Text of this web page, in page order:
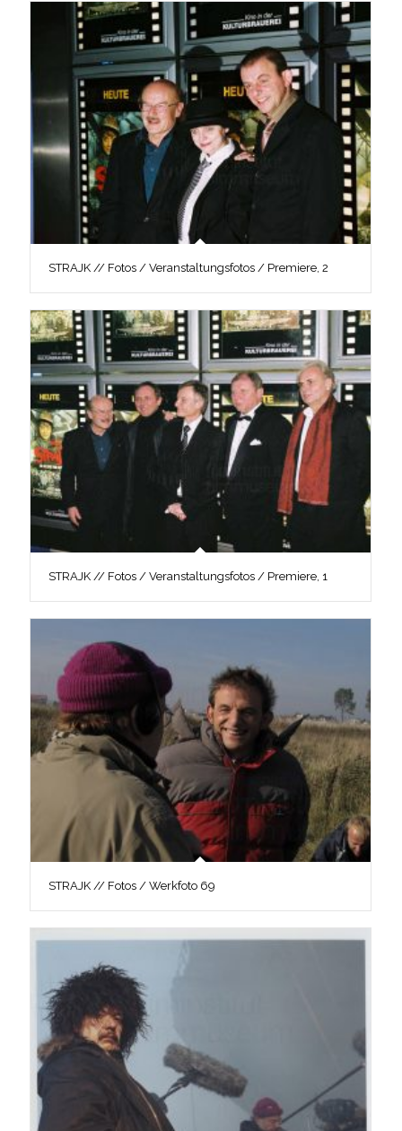
STRAJK // Fotos / Veranstaltungsfotos / Premiere, 2
STRAJK // Fotos / Veranstaltungsfotos / Premiere, 1
STRAJK // Fotos / Werkfoto 69